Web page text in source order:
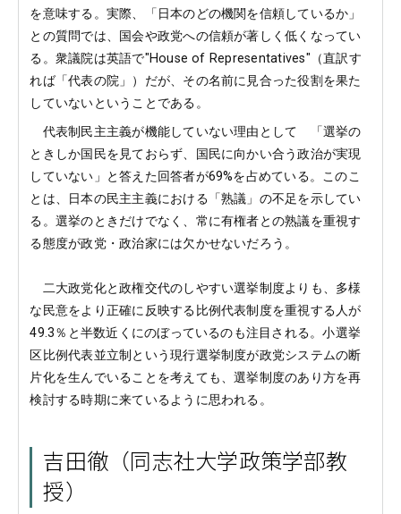
を意味する。実際、「日本のどの機関を信頼しているか」
との質問では、国会や政党への信頼が著しく低くなってい
る。衆議院は英語で"House of Representatives"（直訳す
れば「代表の院」）だが、その名前に見合った役割を果た
していないということである。
代表制民主主義が機能していない理由として 「選挙の
ときしか国民を見ておらず、国民に向かい合う政治が実現
していない」と答えた回答者が69%を占めている。このこ
とは、日本の民主主義における「熟議」の不足を示してい
る。選挙のときだけでなく、常に有権者との熟議を重視す
る態度が政党・政治家には欠かせないだろう。
二大政党化と政権交代のしやすい選挙制度よりも、多様
な民意をより正確に反映する比例代表制度を重視する人が
49.3％と半数近くにのぼっているのも注目される。小選挙
区比例代表並立制という現行選挙制度が政党システムの断
片化を生んでいることを考えても、選挙制度のあり方を再
検討する時期に来ているように思われる。
吉田徹（同志社大学政策学部教
授）